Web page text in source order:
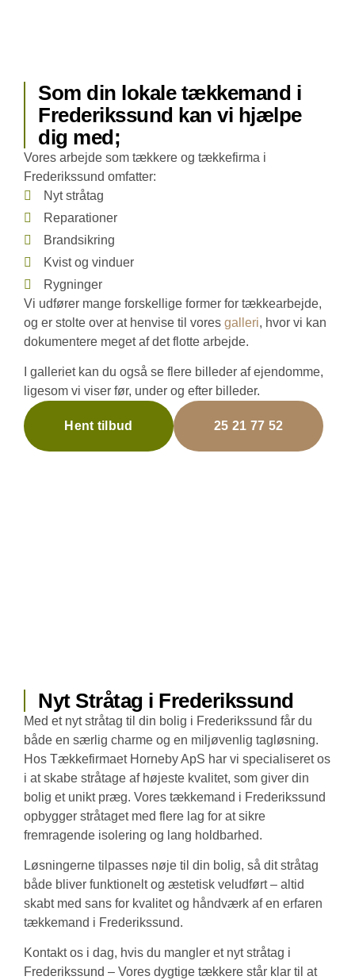
Som din lokale tækkemand i
Frederikssund kan vi hjælpe
dig med;
Vores arbejde som tækkere og tækkefirma i
Frederikssund omfatter:
Nyt stråtag
Reparationer
Brandsikring
Kvist og vinduer
Rygninger
Vi udfører mange forskellige former for tækkearbejde,
og er stolte over at henvise til vores galleri, hvor vi kan
dokumentere meget af det flotte arbejde.
I galleriet kan du også se flere billeder af ejendomme,
ligesom vi viser før, under og efter billeder.
Hent tilbud 25 21 77 52
Nyt Stråtag i Frederikssund
Med et nyt stråtag til din bolig i Frederikssund får du
både en særlig charme og en miljøvenlig tagløsning.
Hos Tækkefirmaet Horneby ApS har vi specialiseret os
i at skabe stråtage af højeste kvalitet, som giver din
bolig et unikt præg. Vores tækkemand i Frederikssund
opbygger stråtaget med flere lag for at sikre
fremragende isolering og lang holdbarhed.
Løsningerne tilpasses nøje til din bolig, så dit stråtag
både bliver funktionelt og æstetisk veludført – altid
skabt med sans for kvalitet og håndværk af en erfaren
tækkemand i Frederikssund.
Kontakt os i dag, hvis du mangler et nyt stråtag i
Frederikssund – Vores dygtige tækkere står klar til at